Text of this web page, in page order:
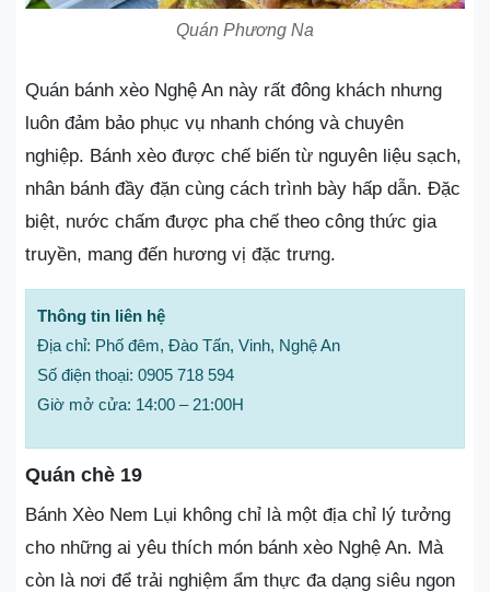
Quán Phương Na
Quán bánh xèo Nghệ An này rất đông khách nhưng
luôn đảm bảo phục vụ nhanh chóng và chuyên
nghiệp. Bánh xèo được chế biến từ nguyên liệu sạch,
nhân bánh đầy đặn cùng cách trình bày hấp dẫn. Đặc
biệt, nước chấm được pha chế theo công thức gia
truyền, mang đến hương vị đặc trưng.
Thông tin liên hệ
Địa chỉ: Phố đêm, Đào Tấn, Vinh, Nghệ An
Số điện thoại: 0905 718 594
Giờ mở cửa: 14:00 – 21:00H
Quán chè 19
Bánh Xèo Nem Lụi không chỉ là một địa chỉ lý tưởng
cho những ai yêu thích món bánh xèo Nghệ An. Mà
còn là nơi để trải nghiệm ẩm thực đa dạng siêu ngon